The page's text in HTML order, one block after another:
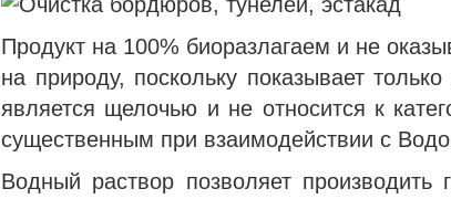
Продукт на 100% биоразлагаем и не
на природу, поскольку показывает
является щелочью и не относится к
существенным при взаимодействии с
Водный раствор позволяет производить